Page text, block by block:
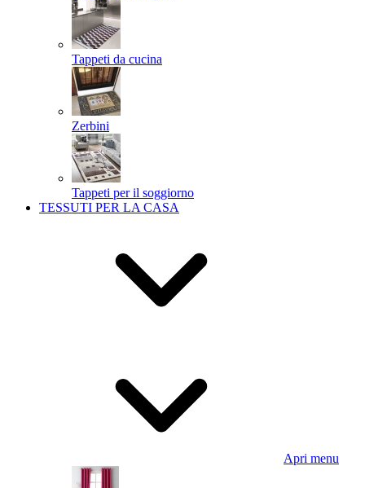
Tappeti da cucina
Zerbini
Tappeti per il soggiorno
TESSUTI PER LA CASA
Apri menu